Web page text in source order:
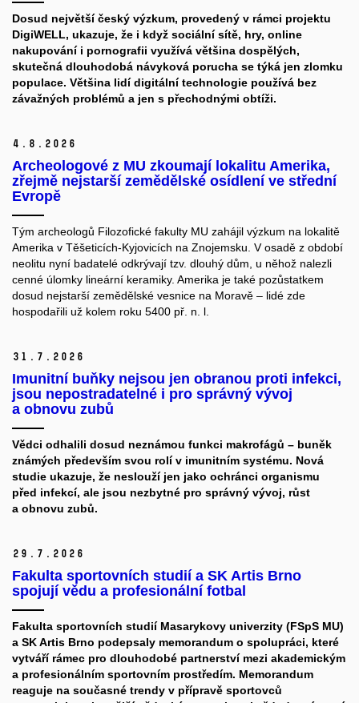
Dosud největší český výzkum, provedený v rámci projektu
DigiWELL, ukazuje, že i když sociální sítě, hry, online
nakupování i pornografii využívá většina dospělých,
skutečná dlouhodobá návyková porucha se týká jen zlomku
populace. Většina lidí digitální technologie používá bez
závažných problémů a jen s přechodnými obtíži.
4. 8. 2026
Archeologové z MU zkoumají lokalitu Amerika,
zřejmě nejstarší zemědělské osídlení ve střední
Evropě
Tým archeologů Filozofické fakulty MU zahájil výzkum na lokalitě
Amerika v Těšeticích-Kyjovicích na Znojemsku. V osadě z období
neolitu nyní badatelé odkrývají tzv. dlouhý dům, u něhož nalezli
cenné úlomky lineární keramiky. Amerika je také pozůstatkem
dosud nejstarší zemědělské vesnice na Moravě – lidé zde
hospodařili už kolem roku 5400 př. n. l.
31. 7. 2026
Imunitní buňky nejsou jen obranou proti infekci,
jsou nepostradatelné i pro správný vývoj
a obnovu zubů
Vědci odhalili dosud neznámou funkci makrofágů – buněk
známých především svou rolí v imunitním systému. Nová
studie ukazuje, že neslouží jen jako ochránci organismu
před infekcí, ale jsou nezbytné pro správný vývoj, růst
a obnovu zubů.
29. 7. 2026
Fakulta sportovních studií a SK Artis Brno
spojují vědu a profesionální fotbal
Fakulta sportovních studií Masarykovy univerzity (FSpS MU)
a SK Artis Brno podepsaly memorandum o spolupráci, které
vytváří rámec pro dlouhodobé partnerství mezi akademickým
a profesionálním sportovním prostředím. Memorandum
reaguje na současné trendy v přípravě sportovců